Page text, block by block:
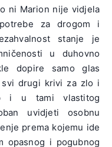
ni Marion nije vidjela
za drogom i
stanje je
u duhovno
dopire samo glas
svi drugi krivi za zlo i
i u tami vlastitog
uvidjeti osobnu
prema kojemu ide
opasnog i pogubnog